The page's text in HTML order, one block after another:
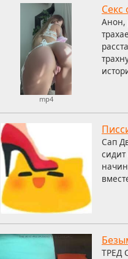
mp4
Анон,
Сап
ТРЕД